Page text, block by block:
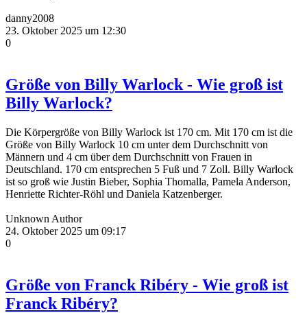
danny2008
23. Oktober 2025 um 12:30
0
Größe von Billy Warlock - Wie groß ist
Billy Warlock?
Die Körpergröße von Billy Warlock ist 170 cm. Mit 170 cm ist die
Größe von Billy Warlock 10 cm unter dem Durchschnitt von
Männern und 4 cm über dem Durchschnitt von Frauen in
Deutschland. 170 cm entsprechen 5 Fuß und 7 Zoll. Billy Warlock
ist so groß wie Justin Bieber, Sophia Thomalla, Pamela Anderson,
Henriette Richter-Röhl und Daniela Katzenberger.
Unknown Author
24. Oktober 2025 um 09:17
0
Größe von Franck Ribéry - Wie groß ist
Franck Ribéry?